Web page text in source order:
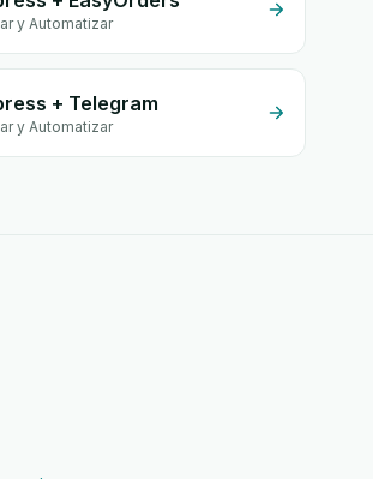
y Automatizar
+ Telegram
y Automatizar